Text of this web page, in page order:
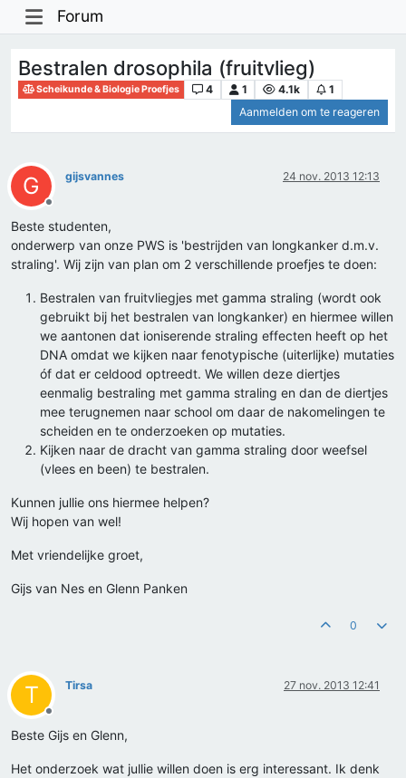
Forum
Bestralen drosophila (fruitvlieg)
Scheikunde & Biologie Proefjes 4 1 4.1k
1
Aanmelden om te reageren
G
Offline
gijsvannes 24 nov. 2013 12:13
Beste studenten,
onderwerp van onze PWS is 'bestrijden van longkanker d.m.v.
straling'. Wij zijn van plan om 2 verschillende proefjes te doen:
Bestralen van fruitvliegjes met gamma straling (wordt ook
gebruikt bij het bestralen van longkanker) en hiermee willen
we aantonen dat ioniserende straling effecten heeft op het
DNA omdat we kijken naar fenotypische (uiterlijke) mutaties
óf dat er celdood optreedt. We willen deze diertjes
eenmalig bestraling met gamma straling en dan de diertjes
mee terugnemen naar school om daar de nakomelingen te
scheiden en te onderzoeken op mutaties.
Kijken naar de dracht van gamma straling door weefsel
(vlees en been) te bestralen.
Kunnen jullie ons hiermee helpen?
Wij hopen van wel!
Met vriendelijke groet,
Gijs van Nes en Glenn Panken
0
T
Offline
Tirsa 27 nov. 2013 12:41
Beste Gijs en Glenn,
Het onderzoek wat jullie willen doen is erg interessant. Ik denk